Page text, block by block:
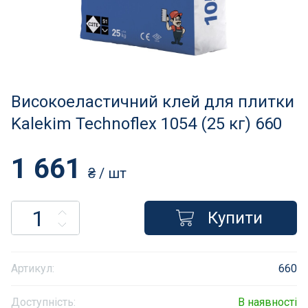
Освітлення басейнів
Атракціони для відпочинку
Засоби порятунку на воді
Високоеластичний клей для плитки
Kalekim Technoflex 1054 (25 кг) 660
Артикул: 660
Доступність: В наявності
1 661 ₴ / шт
Купити